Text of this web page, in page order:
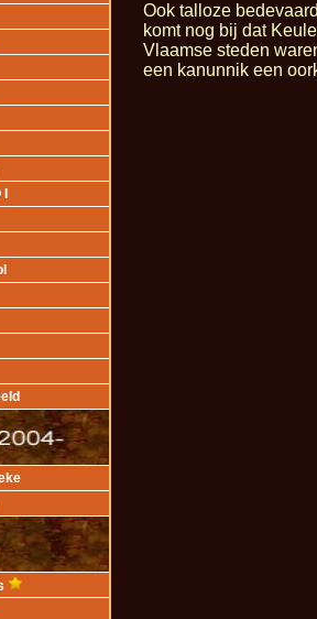
Ook talloze
komt nog bij dat
Vlaamse steden
een kanunnik een